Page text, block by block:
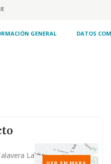
GENERAL DATOS
La